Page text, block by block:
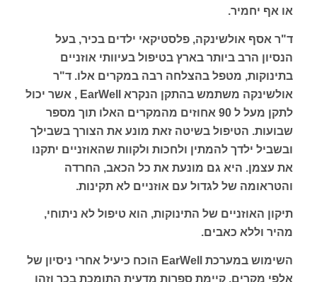
או אף יחמיר.
ד"ר אסף אולשינקה, פלסטיקאי ילדים בכיר, בעל
הנסיון הרב ביותר בארץ בטיפול בעיוותי אוזניים
בתינוקות, מטפל בהצלחה רבה במקרים אלו. ד"ר
אולשינקה משתמש בהתקן הנקרא EarWell , אשר יכול
לתקן מעל ל 90 אחוזים מהמקרים האלו תוך מספר
שבועות. הטיפול בשיטה זאת מונע את הצורך בשבילך
ובשביל ילדך להמתין ולחכות ולקוות שהאוזניים יתקנו
את עצמן. היא גם מונעת את כל הכאב, החרדה
והטראומה של לגדול עם אוזניים לא תקינות.
תיקון האוזניים של התינוקות, הוא טיפול לא ניתוחי,
מהיר וללא כאבים.
השימוש במערכת EarWell הוכח כיעיל אחרי ניסיון של
אלפי מקרים. קיימת ספרות מדעית התומכת בכך וזהו